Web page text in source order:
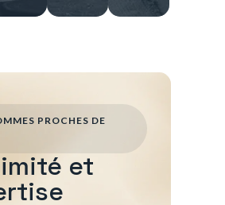
PROCHES DE
et